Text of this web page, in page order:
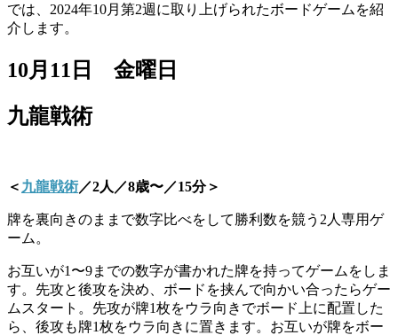
では、2024年10月第2週に取り上げられたボードゲームを紹
介します。
10月11日 金曜日
九龍戦術
＜ 九龍戦術／2人／8歳〜／15分＞
牌を裏向きのままで数字比べをして勝利数を競う2人専用ゲ
ーム。
お互いが1〜9までの数字が書かれた牌を持ってゲームをしま
す。先攻と後攻を決め、ボードを挟んで向かい合ったらゲー
ムスタート。先攻が牌1枚をウラ向きでボード上に配置した
ら、後攻も牌1枚をウラ向きに置きます。お互いが牌をボー